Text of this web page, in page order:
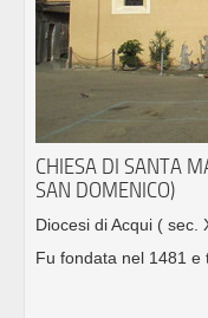
CHIESA DI SANTA
SAN DOMENICO)
Diocesi di Acqui ( sec.
Fu fondata nel 1481 e